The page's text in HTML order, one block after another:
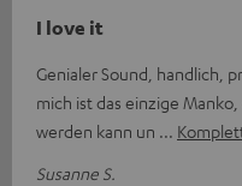
I love it
Genialer Sound, handlich,
mich ist das einzige
werden kann un
Susanne S.